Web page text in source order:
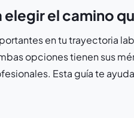
el camino
en tu trayectoria
opciones tienen sus
Esta guía te